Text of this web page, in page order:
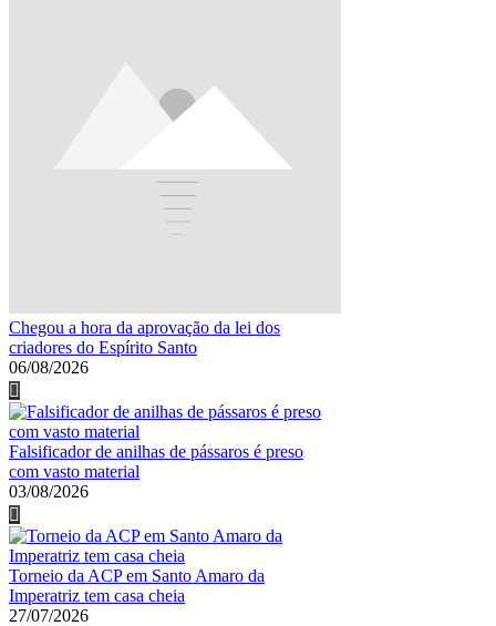
Chegou a hora da aprovação da lei dos
criadores do Espírito Santo
06/08/2026
Falsificador de anilhas de pássaros é preso
com vasto material
03/08/2026
Torneio da ACP em Santo Amaro da
Imperatriz tem casa cheia
27/07/2026